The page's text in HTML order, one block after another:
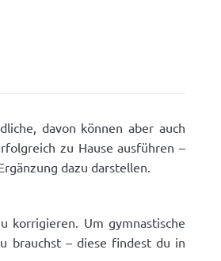
davon können aber auch
zu Hause ausführen –
dazu darstellen.
korrigieren. Um gymnastische
brauchst – diese findest du in